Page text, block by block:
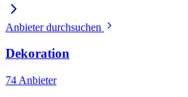
Anbieter durchsuchen
Dekoration
74 Anbieter